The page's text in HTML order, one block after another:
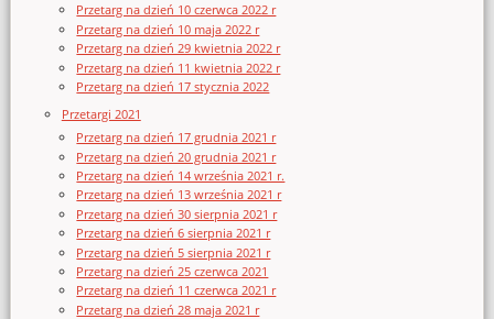
Przetarg na dzień 10 czerwca 2022 r
Przetarg na dzień 10 maja 2022 r
Przetarg na dzień 29 kwietnia 2022 r
Przetarg na dzień 11 kwietnia 2022 r
Przetarg na dzień 17 stycznia 2022
Przetargi 2021
Przetarg na dzień 17 grudnia 2021 r
Przetarg na dzień 20 grudnia 2021 r
Przetarg na dzień 14 września 2021 r.
Przetarg na dzień 13 września 2021 r
Przetarg na dzień 30 sierpnia 2021 r
Przetarg na dzień 6 sierpnia 2021 r
Przetarg na dzień 5 sierpnia 2021 r
Przetarg na dzień 25 czerwca 2021
Przetarg na dzień 11 czerwca 2021 r
Przetarg na dzień 28 maja 2021 r